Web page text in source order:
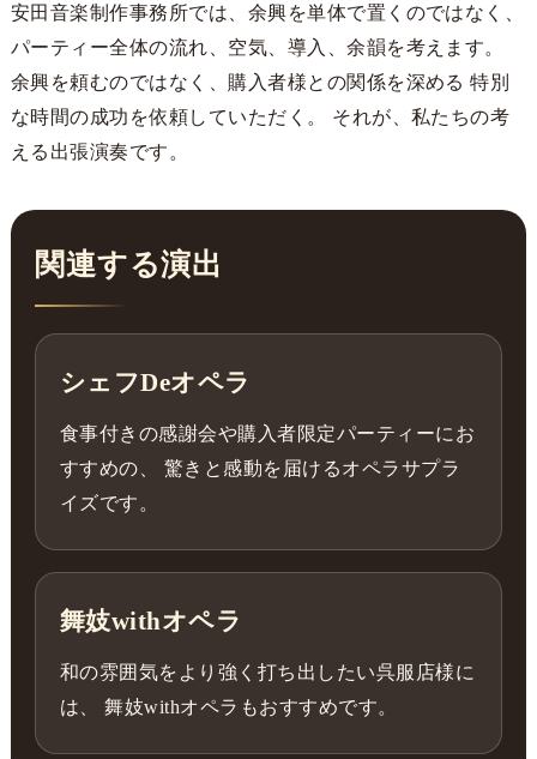
安田音楽制作事務所では、余興を単体で置くのではなく、
パーティー全体の流れ、空気、導入、余韻を考えます。
余興を頼むのではなく、購入者様との関係を深める 特別
な時間の成功を依頼していただく。 それが、私たちの考
える出張演奏です。
関連する演出
シェフDeオペラ
食事付きの感謝会や購入者限定パーティーにお
すすめの、 驚きと感動を届けるオペラサプラ
イズです。
舞妓withオペラ
和の雰囲気をより強く打ち出したい呉服店様に
は、 舞妓withオペラもおすすめです。